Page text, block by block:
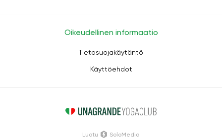
Oikeudellinen informaatio
Tietosuojakäytäntö
Käyttöehdot
Luotu SoloMedia